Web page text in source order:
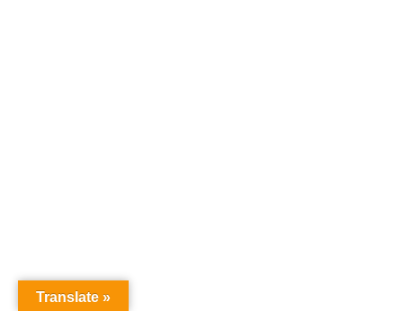
Translate »